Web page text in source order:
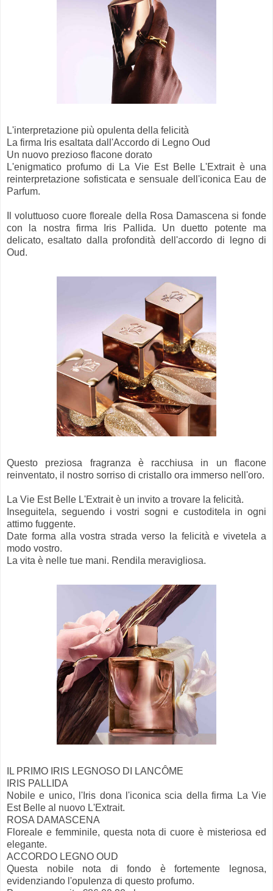
L'interpretazione più opulenta della felicità
La firma Iris esaltata dall'Accordo di Legno Oud
Un nuovo prezioso flacone dorato
L'enigmatico profumo di La Vie Est Belle L'Extrait è una
reinterpretazione sofisticata e sensuale dell'iconica Eau de
Parfum.
Il voluttuoso cuore floreale della Rosa Damascena si fonde
con la nostra firma Iris Pallida. Un duetto potente ma
delicato, esaltato dalla profondità dell'accordo di legno di
Oud.
Questo preziosa fragranza è racchiusa in un flacone
reinventato, il nostro sorriso di cristallo ora immerso nell'oro.
La Vie Est Belle L'Extrait è un invito a trovare la felicità.
Inseguitela, seguendo i vostri sogni e custoditela in ogni
attimo fuggente.
Date forma alla vostra strada verso la felicità e vivetela a
modo vostro.
La vita è nelle tue mani. Rendila meravigliosa.
IL PRIMO IRIS LEGNOSO DI LANCÔME
IRIS PALLIDA
Nobile e unico, l'Iris dona l'iconica scia della firma La Vie
Est Belle al nuovo L'Extrait.
ROSA DAMASCENA
Floreale e femminile, questa nota di cuore è misteriosa ed
elegante.
ACCORDO LEGNO OUD
Questa nobile nota di fondo è fortemente legnosa,
evidenziando l'opulenza di questo profumo.